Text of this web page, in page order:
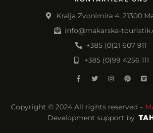
Kralja Zvonimira 4, 21300
info@makarska-
+385 (0)21 607 911
+385 (0)99 4256 111
Copyright © 2024 All rights reserved –
Development support by